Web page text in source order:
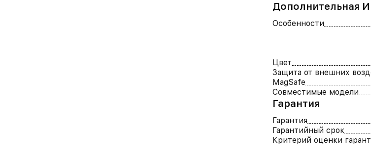
Дополнительная
Особенности
Цвет
Защита от внешних
MagSafe
Совместимые модели
Гарантия
Гарантия
Гарантийный срок
Критерий оценки